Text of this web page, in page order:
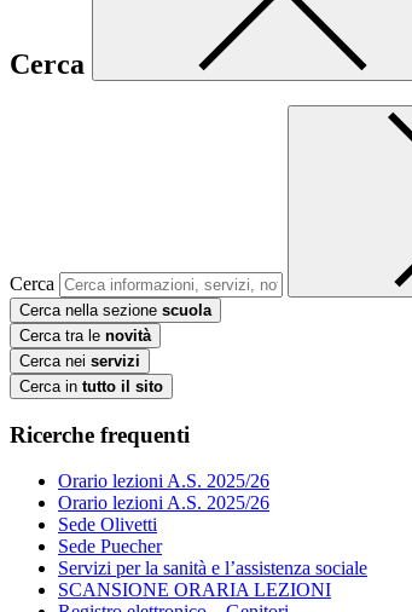
Cerca
Cerca
Cerca nella sezione scuola
Cerca tra le novità
Cerca nei servizi
Cerca in tutto il sito
Ricerche frequenti
Orario lezioni A.S. 2025/26
Orario lezioni A.S. 2025/26
Sede Olivetti
Sede Puecher
Servizi per la sanità e l’assistenza sociale
SCANSIONE ORARIA LEZIONI